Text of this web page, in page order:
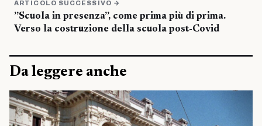
ARTICOLO SUCCESSIVO →
”Scuola in presenza”, come prima più di prima.
Verso la costruzione della scuola post-Covid
Da leggere anche